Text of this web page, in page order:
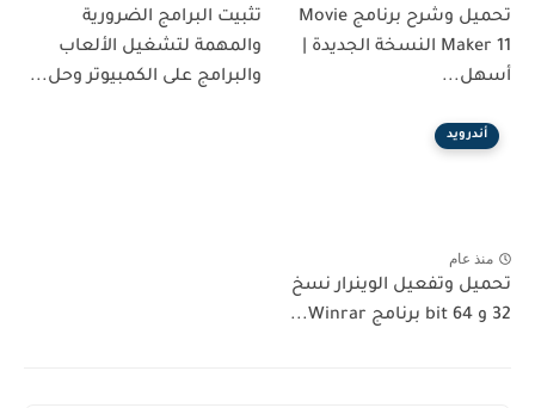
تحميل وشرح برنامج Movie
Maker 11 النسخة الجديدة |
أسهل...
تثبيت البرامج الضرورية
والمهمة لتشغيل الألعاب
والبرامج على الكمبيوتر وحل...
أندرويد
منذ عام
تحميل وتفعيل الوينرار نسخ
32 و 64 bit برنامج Winrar...